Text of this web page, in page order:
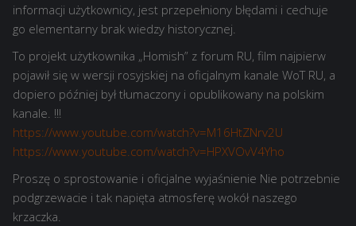
informacji użytkownicy, jest przepełniony błędami i cechuje
go elementarny brak wiedzy historycznej.
To projekt użytkownika „Homish” z forum RU, film najpierw
pojawił się w wersji rosyjskiej na oficjalnym kanale WoT RU, a
dopiero później był tłumaczony i opublikowany na polskim
kanale. !!!
https://www.youtube.com/watch?v=M16HtZNrv2U
https://www.youtube.com/watch?v=HPXVOvV4Yho
Proszę o sprostowanie i oficjalne wyjaśnienie Nie potrzebnie
podgrzewacie i tak napięta atmosferę wokół naszego
krzaczka.